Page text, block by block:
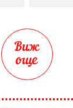
Виж
още